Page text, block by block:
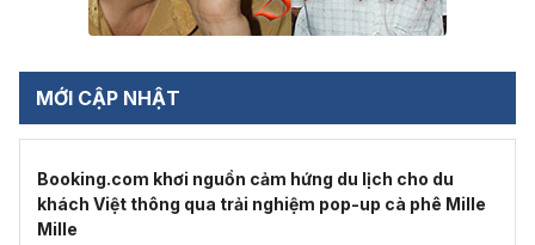
MỚI CẬP NHẬT
Booking.com khơi nguồn cảm hứng du lịch cho du
khách Việt thông qua trải nghiệm pop-up cà phê Mille
Mille